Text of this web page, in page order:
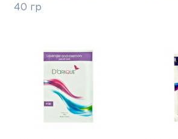
40 гр